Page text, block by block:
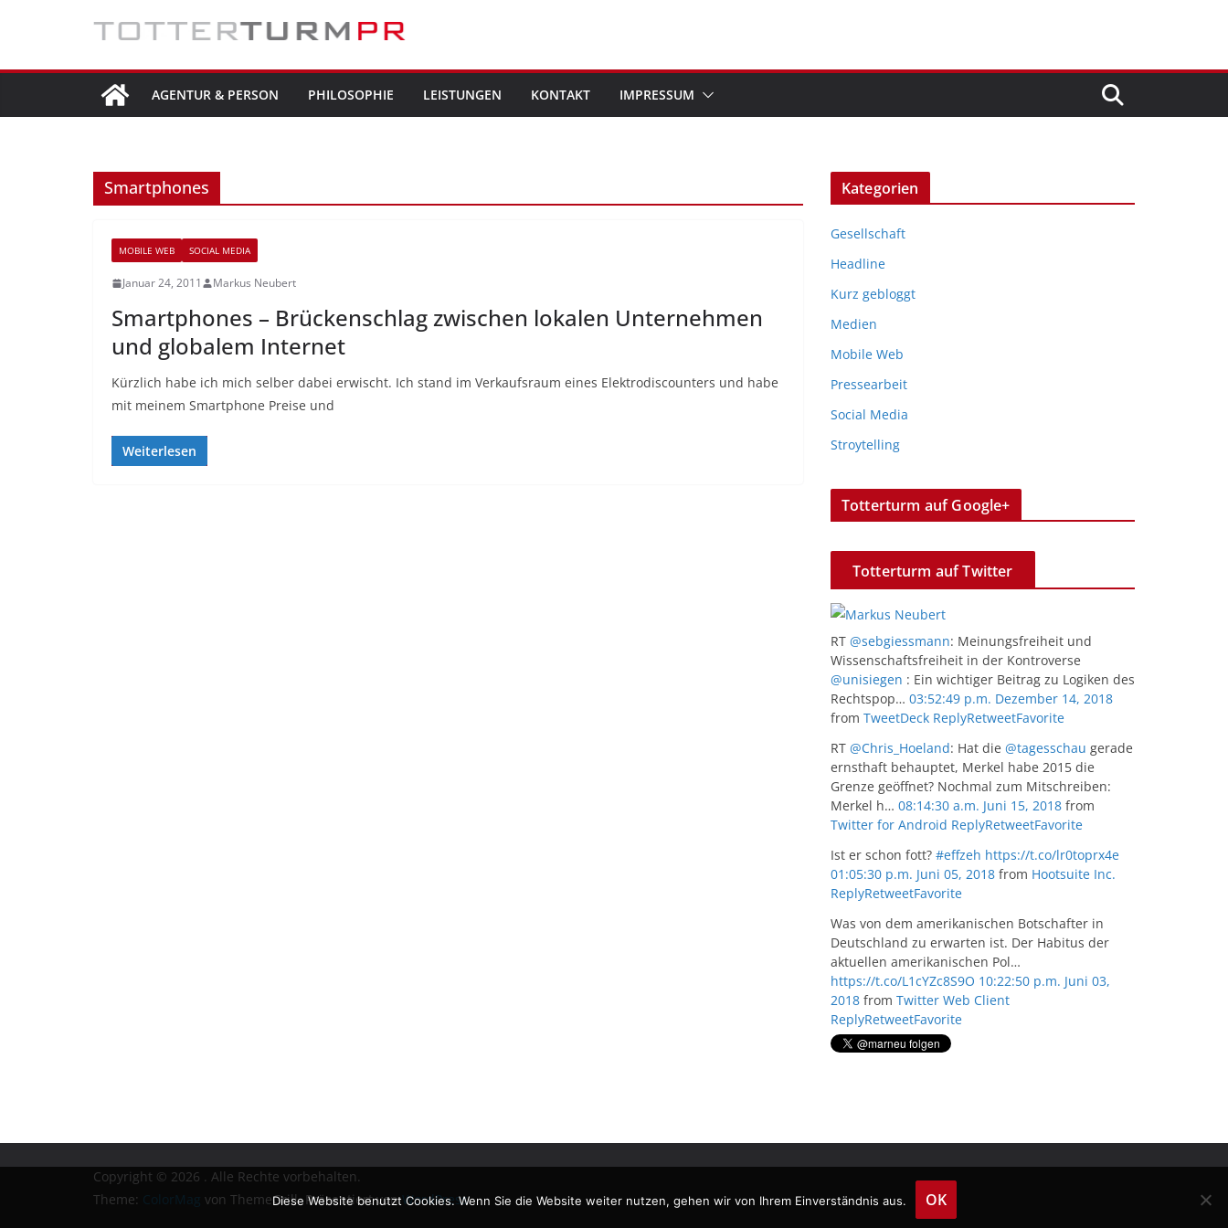
AGENTUR & PERSON PHILOSOPHIE LEISTUNGEN KONTAKT IMPRESSUM
Smartphones
MOBILE WEB SOCIAL MEDIA
Januar 24, 2011 Markus Neubert
Smartphones – Brückenschlag zwischen lokalen Unternehmen
und globalem Internet
Kürzlich habe ich mich selber dabei erwischt. Ich stand im Verkaufsraum eines Elektrodiscounters und habe
mit meinem Smartphone Preise und
Weiterlesen
Kategorien
Gesellschaft
Headline
Kurz gebloggt
Medien
Mobile Web
Pressearbeit
Social Media
Stroytelling
Totterturm auf Google+
Totterturm auf Twitter
RT @sebgiessmann: Meinungsfreiheit und
Wissenschaftsfreiheit in der Kontroverse
@unisiegen : Ein wichtiger Beitrag zu Logiken des
Rechtspop… 03:52:49 p.m. Dezember 14, 2018
from TweetDeck ReplyRetweetFavorite
RT @Chris_Hoeland: Hat die @tagesschau gerade
ernsthaft behauptet, Merkel habe 2015 die
Grenze geöffnet? Nochmal zum Mitschreiben:
Merkel h… 08:14:30 a.m. Juni 15, 2018 from
Twitter for Android ReplyRetweetFavorite
Ist er schon fott? #effzeh https://t.co/lr0toprx4e
01:05:30 p.m. Juni 05, 2018 from Hootsuite Inc.
ReplyRetweetFavorite
Was von dem amerikanischen Botschafter in
Deutschland zu erwarten ist. Der Habitus der
aktuellen amerikanischen Pol…
https://t.co/L1cYZc8S9O 10:22:50 p.m. Juni 03,
2018 from Twitter Web Client
ReplyRetweetFavorite
Copyright © 2026 . Alle Rechte vorbehalten.
Theme: ColorMag von ThemeGrill. Präsentiert vonWordPress.
Diese Website benutzt Cookies. Wenn Sie die Website weiter nutzen, gehen wir von Ihrem Einverständnis aus. OK